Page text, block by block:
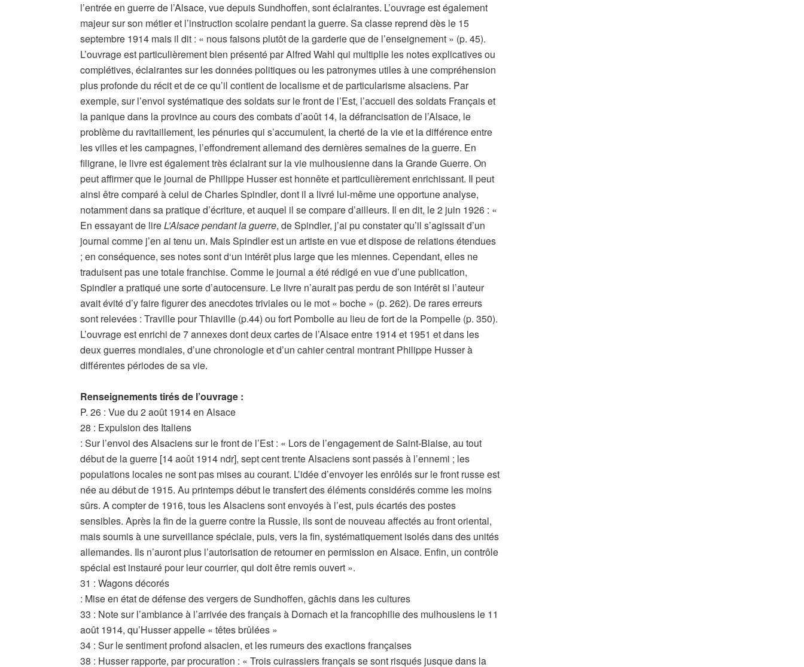
l’entrée en guerre de l’Alsace, vue depuis Sundhoffen, sont éclairantes. L’ouvrage est également
majeur sur son métier et l’instruction scolaire pendant la guerre. Sa classe reprend dès le 15
septembre 1914 mais il dit : « nous faisons plutôt de la garderie que de l’enseignement » (p. 45).
L’ouvrage est particulièrement bien présenté par Alfred Wahl qui multiplie les notes explicatives ou
complétives, éclairantes sur les données politiques ou les patronymes utiles à une compréhension
plus profonde du récit et de ce qu’il contient de localisme et de particularisme alsaciens. Par
exemple, sur l’envoi systématique des soldats sur le front de l’Est, l’accueil des soldats Français et
la panique dans la province au cours des combats d’août 14, la défrancisation de l’Alsace, le
problème du ravitaillement, les pénuries qui s’accumulent, la cherté de la vie et la différence entre
les villes et les campagnes, l’effondrement allemand des dernières semaines de la guerre. En
filigrane, le livre est également très éclairant sur la vie mulhousienne dans la Grande Guerre. On
peut affirmer que le journal de Philippe Husser est honnête et particulièrement enrichissant. Il peut
ainsi être comparé à celui de Charles Spindler, dont il a livré lui-même une opportune analyse,
notamment dans sa pratique d’écriture, et auquel il se compare d’ailleurs. Il en dit, le 2 juin 1926 : «
En essayant de lireL’Alsace pendant la guerre, de Spindler, j’ai pu constater qu’il s’agissait d’un
journal comme j’en ai tenu un. Mais Spindler est un artiste en vue et dispose de relations étendues
; en conséquence, ses notes sont d‘un intérêt plus large que les miennes. Cependant, elles ne
traduisent pas une totale franchise. Comme le journal a été rédigé en vue d’une publication,
Spindler a pratiqué une sorte d’autocensure. Le livre n’aurait pas perdu de son intérêt si l’auteur
avait évité d’y faire figurer des anecdotes triviales ou le mot « boche » (p. 262). De rares erreurs
sont relevées : Traville pour Thiaville (p.44) ou fort Pombolle au lieu de fort de la Pompelle (p. 350).
L’ouvrage est enrichi de 7 annexes dont deux cartes de l’Alsace entre 1914 et 1951 et dans les
deux guerres mondiales, d’une chronologie et d’un cahier central montrant Philippe Husser à
différentes périodes de sa vie.
Renseignements tirés de l’ouvrage :
P. 26 : Vue du 2 août 1914 en Alsace
28 : Expulsion des Italiens
: Sur l’envoi des Alsaciens sur le front de l’Est : « Lors de l’engagement de Saint-Blaise, au tout
début de la guerre [14 août 1914 ndr], sept cent trente Alsaciens sont passés à l’ennemi ; les
populations locales ne sont pas mises au courant. L’idée d’envoyer les enrôlés sur le front russe est
née au début de 1915. Au printemps début le transfert des éléments considérés comme les moins
sûrs. A compter de 1916, tous les Alsaciens sont envoyés à l’est, puis écartés des postes
sensibles. Après la fin de la guerre contre la Russie, ils sont de nouveau affectés au front oriental,
mais soumis à une surveillance spéciale, puis, vers la fin, systématiquement isolés dans des unités
allemandes. Ils n’auront plus l’autorisation de retourner en permission en Alsace. Enfin, un contrôle
spécial est instauré pour leur courrier, qui doit être remis ouvert ».
31 : Wagons décorés
: Mise en état de défense des vergers de Sundhoffen, gâchis dans les cultures
33 : Note sur l’ambiance à l’arrivée des français à Dornach et la francophilie des mulhousiens le 11
août 1914, qu’Husser appelle « têtes brûlées »
34 : Sur le sentiment profond alsacien, et les rumeurs des exactions françaises
38 : Husser rapporte, par procuration : « Trois cuirassiers français se sont risqués jusque dans la